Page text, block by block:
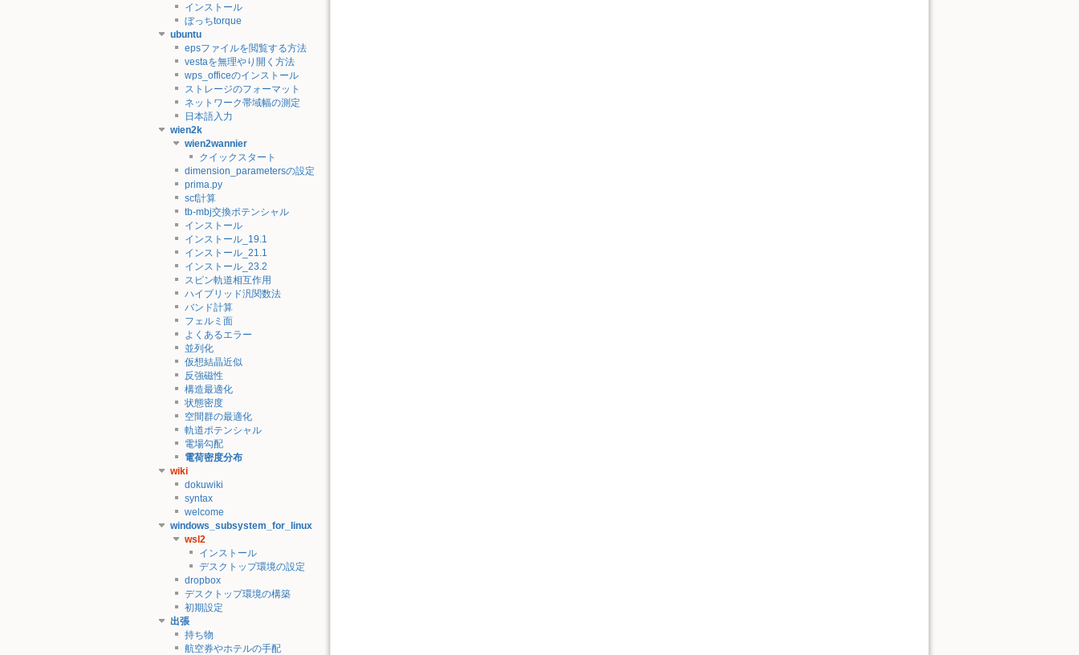
インストール
ぼっちtorque
ubuntu
epsファイルを閲覧する方法
vestaを無理やり開く方法
wps_officeのインストール
ストレージのフォーマット
ネットワーク帯域幅の測定
日本語入力
wien2k
wien2wannier
クイックスタート
dimension_parametersの設定
prima.py
scf計算
tb-mbj交換ポテンシャル
インストール
インストール_19.1
インストール_21.1
インストール_23.2
スピン軌道相互作用
ハイブリッド汎関数法
バンド計算
フェルミ面
よくあるエラー
並列化
仮想結晶近似
反強磁性
構造最適化
状態密度
空間群の最適化
軌道ポテンシャル
電場勾配
電荷密度分布
wiki
dokuwiki
syntax
welcome
windows_subsystem_for_linux
wsl2
インストール
デスクトップ環境の設定
dropbox
デスクトップ環境の構築
初期設定
出張
持ち物
航空券やホテルの手配